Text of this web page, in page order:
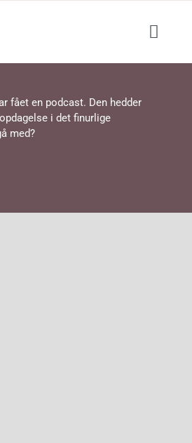
Podcast
fået en podcast. Den hedder
i det finurlige
med?